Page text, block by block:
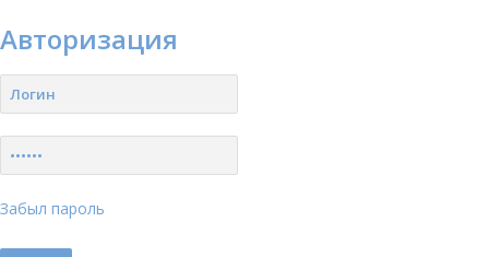
Авторизация
Забыл пароль